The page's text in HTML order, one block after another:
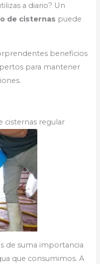
a diario? Un
de cisternas puede
beneficios
para mantener
cisternas regular
de suma importancia
que consumimos. A